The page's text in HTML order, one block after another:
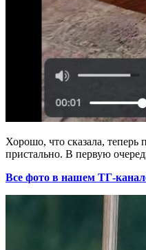
Хорошо, что сказала, теперь
пристально. В первую
Все фото в нашем ТГ-